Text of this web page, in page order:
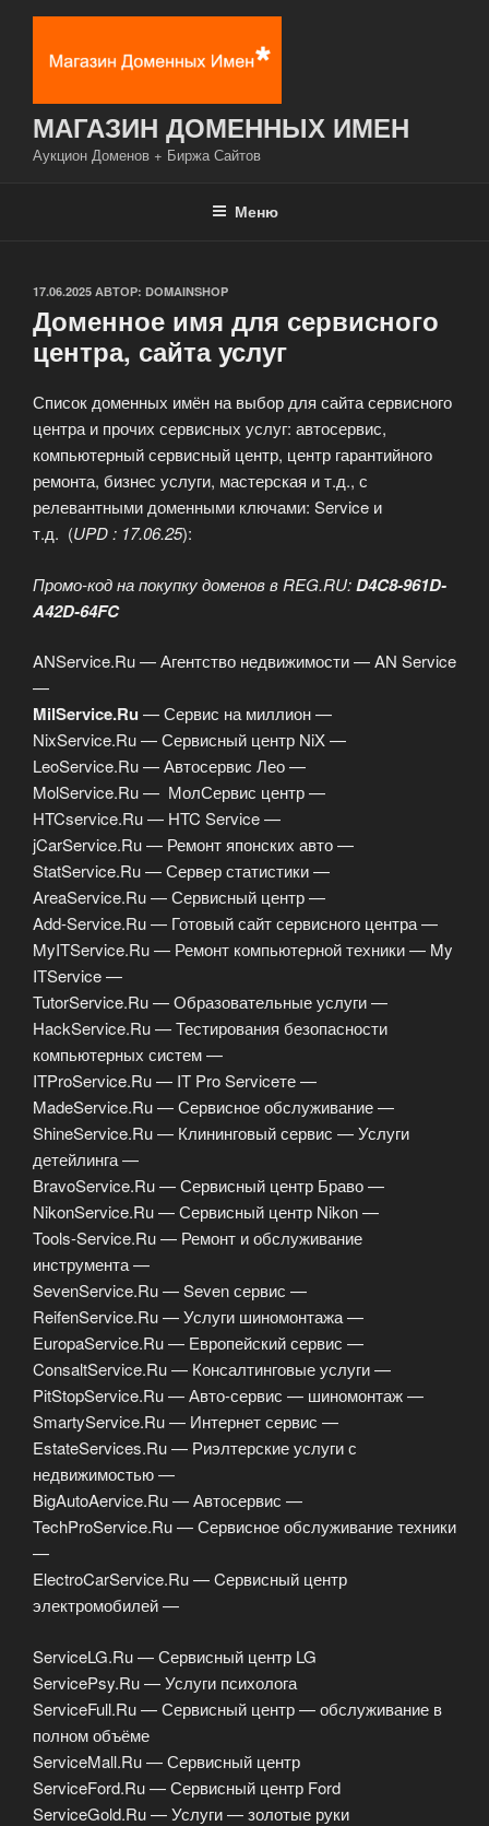
Перейти
содержимому
МАГАЗИН ДОМЕННЫХ ИМЕН
Аукцион Доменов + Биржа Сайтов
Меню
ОПУБЛИКОВАНО
17.06.2025 АВТОР: DOMAINSHOP
Доменное имя для сервисного
центра, сайта услуг
Список доменных имён на выбор для сайта сервисного
центра и прочих сервисных услуг: автосервис,
компьютерный сервисный центр, центр гарантийного
ремонта, бизнес услуги, мастерская и т.д., с
релевантными доменными ключами: Service и
т.д. (UPD : 17.06.25):
Промо-код на покупку доменов в REG.RU:D4C8-961D-
A42D-64FC
ANService.Ru — Агентство недвижимости — AN Service
—
MilService.Ru — Сервис на миллион —
NixService.Ru — Сервисный центр NiX —
LeoService.Ru — Автосервис Лео —
MolService.Ru — МолСервис центр —
HTCservice.Ru — HTC Service —
jCarService.Ru — Ремонт японских авто —
StatService.Ru — Сервер статистики —
AreaService.Ru — Сервисный центр —
Add-Service.Ru — Готовый сайт сервисного центра —
MyITService.Ru — Ремонт компьютерной техники — My
ITService —
TutorService.Ru — Образовательные услуги —
HackService.Ru — Тестирования безопасности
компьютерных систем —
ITProService.Ru — IT Pro Serviceте —
MadeService.Ru — Сервисное обслуживание —
ShineService.Ru — Клининговый сервис — Услуги
детейлинга —
BravoService.Ru — Сервисный центр Браво —
NikonService.Ru — Сервисный центр Nikon —
Tools-Service.Ru — Ремонт и обслуживание
инструмента —
SevenService.Ru — Seven сервис —
ReifenService.Ru — Услуги шиномонтажа —
EuropaService.Ru — Европейский сервис —
ConsaltService.Ru — Консалтинговые услуги —
PitStopService.Ru — Авто-сервис — шиномонтаж —
SmartyService.Ru — Интернет сервис —
EstateServices.Ru — Риэлтерские услуги с
недвижимостью —
BigAutoAervice.Ru — Автосервис —
TechProService.Ru — Сервисное обслуживание техники
—
ElectroCarService.Ru — Cервисный центр
электромобилей —
ServiceLG.Ru — Сервисный центр LG
ServicePsy.Ru — Услуги психолога
ServiceFull.Ru — Сервисный центр — обслуживание в
полном объёме
ServiceMall.Ru — Сервисный центр
ServiceFord.Ru — Сервисный центр Ford
ServiceGold.Ru — Услуги — золотые руки